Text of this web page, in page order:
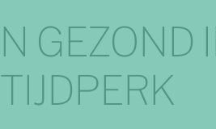
GEZOND